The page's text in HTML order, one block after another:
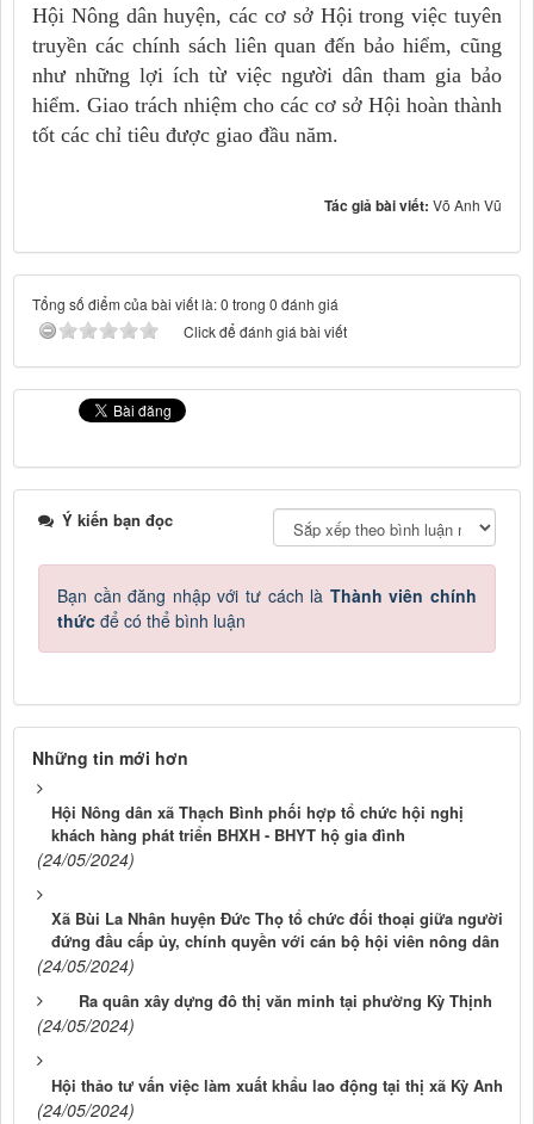
Hội Nông dân huyện, các cơ sở Hội trong việc tuyên
truyền các chính sách liên quan đến bảo hiểm, cũng
như những lợi ích từ việc người dân tham gia bảo
hiểm. Giao trách nhiệm cho các cơ sở Hội hoàn thành
tốt các chỉ tiêu được giao đầu năm.
Tác giả bài viết: Võ Anh Vũ
Tổng số điểm của bài viết là: 0 trong 0 đánh giá
Click để đánh giá bài viết
Ý kiến bạn đọc
Bạn cần đăng nhập với tư cách là Thành viên chính
thức để có thể bình luận
Những tin mới hơn
Hội Nông dân xã Thạch Bình phối hợp tổ chức hội nghị
khách hàng phát triển BHXH - BHYT hộ gia đình
(24/05/2024)
Xã Bùi La Nhân huyện Đức Thọ tổ chức đối thoại giữa người
đứng đầu cấp ủy, chính quyền với cán bộ hội viên nông dân
(24/05/2024)
Ra quân xây dựng đô thị văn minh tại phường Kỳ Thịnh
(24/05/2024)
Hội thảo tư vấn việc làm xuất khẩu lao động tại thị xã Kỳ Anh
(24/05/2024)